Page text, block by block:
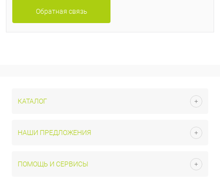
Обратная связь
КАТАЛОГ
НАШИ ПРЕДЛОЖЕНИЯ
ПОМОЩЬ И СЕРВИСЫ